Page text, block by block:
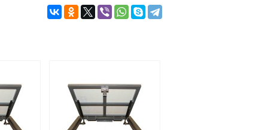
заранее решить вопрос их
оборудованию для диагностики,
эксплуатацию. Изделие имеет
Подробнее об оплате